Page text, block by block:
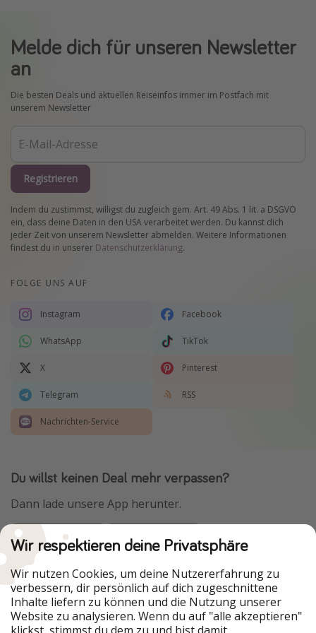
Melde dich für unseren Newsletter
an
Die besten Deals und aktuellen Reiseinfos immer im Postfach mit
unserem Newsletter
Registrieren
Indem du zustimmst, willigst du zugleich gem. Art. 49 Abs. 1 lit. a DSGVO
ein, dass deine Daten in den USA verarbeitet werden. Du kannst dich
jeder Zeit von unserem Newsletter abmelden. Weitere Informationen
findest du in unserer Datenschutzerklärung.
FOLGE UNS AUF
Instagram Facebook
WhatsApp TikTok
X Pinterest
Telegram RSS
Nachrichten-Service
Du willst keinen Deal mehr verpassen?
Dann lade unsere App herunter.
Urlaubspiraten ist Teil der HolidayPirates Group
Unsere Märkte
PiratinViaggio
HolidayPirates
Wir respektieren deine Privatsphäre
Wir nutzen Cookies, um deine Nutzererfahrung zu
verbessern, dir persönlich auf dich zugeschnittene
Inhalte liefern zu können und die Nutzung unserer
Website zu analysieren. Wenn du auf "alle akzeptieren"